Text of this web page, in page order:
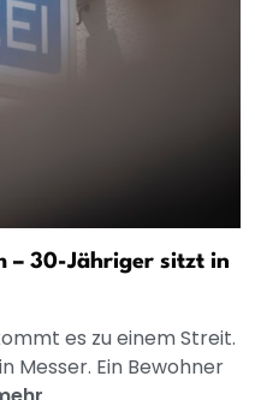
– 30-Jähriger sitzt in
es zu einem Streit.
Messer. Ein Bewohner